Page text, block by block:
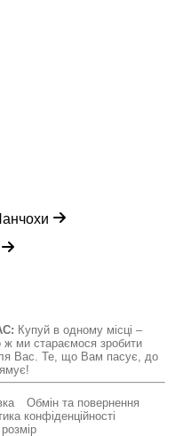
Купуй в одному місці –
ми стараємося зробити
Вас. Те, що Вам пасує, до
Обмін та повернення
конфіденційності